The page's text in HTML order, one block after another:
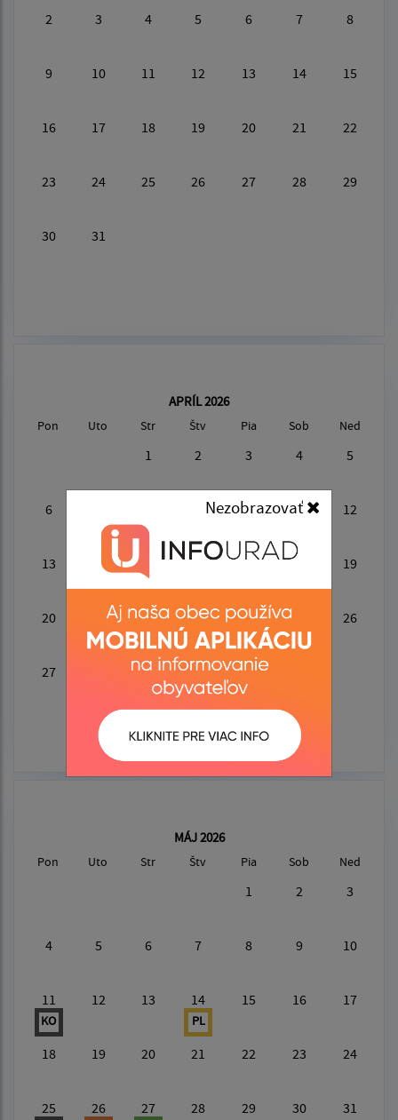
Nezobrazovať
2 3 4 5 6 7 8
9 10 11 12 13 14 15
16 17 18 19 20 21 22
23 24 25 26 27 28 29
30 31
APRÍL 2026
Pon Uto Str Štv Pia Sob Ned
1 2 3 4 5
6 10 11 12
13 14 16 17 18 19
20 22 23 24 26
27 29 30
MÁJ 2026
Pon Uto Str Štv Pia Sob Ned
1 2 3
4 5 6 7 8 9 10
11
KO
12 13 14
PL
15 16 17
18 19 20 21 22 23 24
25 26 27 28 29 30 31